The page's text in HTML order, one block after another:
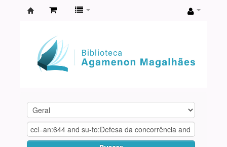
Agamenon
Magalhães